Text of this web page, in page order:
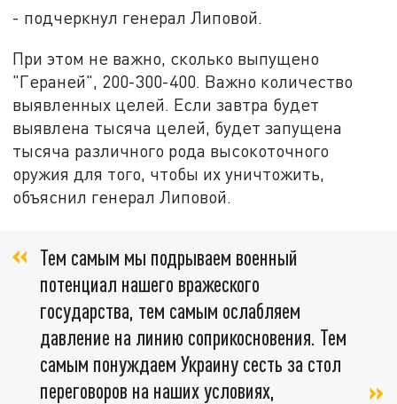
- подчеркнул генерал Липовой.
При этом не важно, сколько выпущено
"Гераней", 200-300-400. Важно количество
выявленных целей. Если завтра будет
выявлена тысяча целей, будет запущена
тысяча различного рода высокоточного
оружия для того, чтобы их уничтожить,
объяснил генерал Липовой.
Тем самым мы подрываем военный
потенциал нашего вражеского
государства, тем самым ослабляем
давление на линию соприкосновения. Тем
самым понуждаем Украину сесть за стол
переговоров на наших условиях,